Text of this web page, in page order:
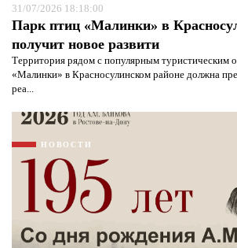
31/07/2026 18:18:00
Парк птиц «Малинки» в
получит новое развити
Территория рядом с популярным туристическим
«Малинки» в Красносулинском районе должна
реа...
НОВОСТИ